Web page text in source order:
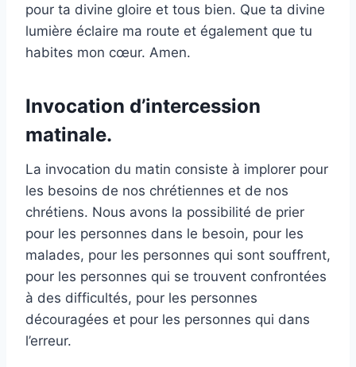
pour ta divine gloire et tous bien. Que ta divine
lumière éclaire ma route et également que tu
habites mon cœur. Amen.
Invocation d’intercession
matinale.
La invocation du matin consiste à implorer pour
les besoins de nos chrétiennes et de nos
chrétiens. Nous avons la possibilité de prier
pour les personnes dans le besoin, pour les
malades, pour les personnes qui sont souffrent,
pour les personnes qui se trouvent confrontées
à des difficultés, pour les personnes
découragées et pour les personnes qui dans
l’erreur.